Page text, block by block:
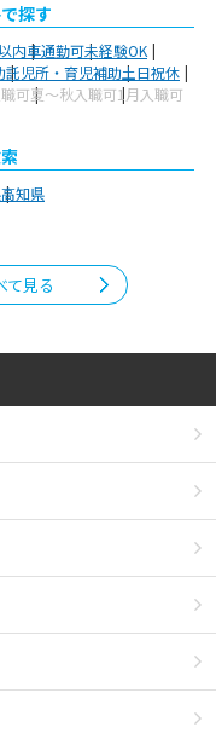
探す
内車通勤可未経験OK
託児所・育児補助土日祝休
可夏～秋入職可1月入職可
高知県
て見る